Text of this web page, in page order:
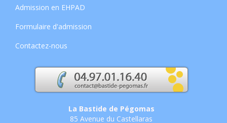
Admission en EHPAD
Formulaire d'admission
Contactez-nous
La Bastide de Pégomas
85 Avenue du Castellaras